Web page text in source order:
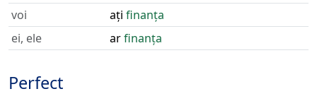
voi
ați finanța
ei, ele
arfinanța
Perfect